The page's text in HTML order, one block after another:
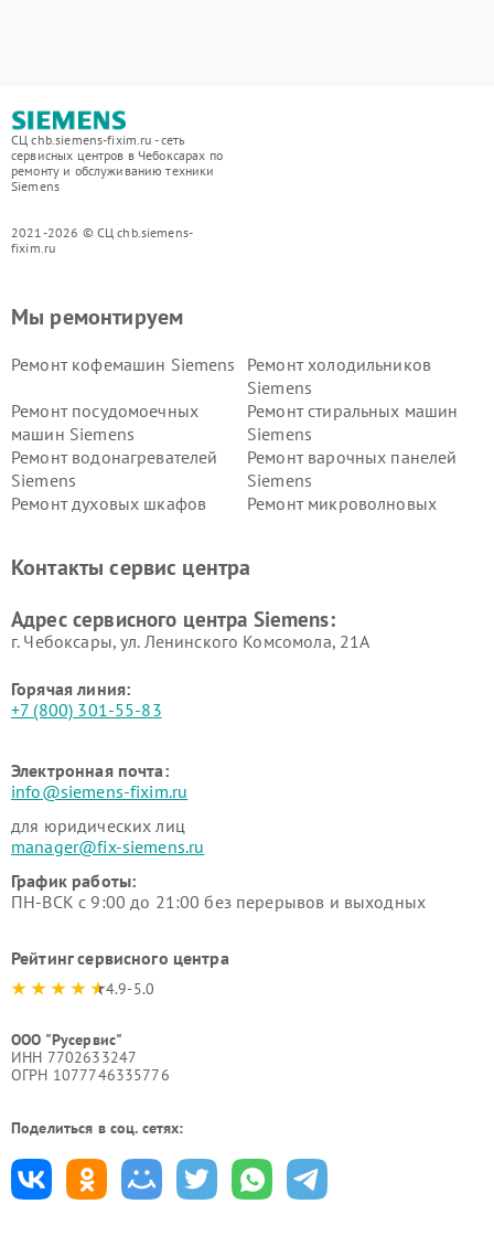
СЦ chb.siemens-fixim.ru - сеть
сервисных центров в Чебоксарах по
ремонту и обслуживанию техники
Siemens
2021-2026 © СЦ chb.siemens-
fixim.ru
Мы ремонтируем
Ремонт кофемашин Siemens
Ремонт холодильников
Siemens
Ремонт посудомоечных
машин Siemens
Ремонт стиральных машин
Siemens
Ремонт водонагревателей
Siemens
Ремонт варочных панелей
Siemens
Ремонт духовых шкафов
Ремонт микроволновых
Siemens
Siemens
Siemens
Siemens
Контакты сервис центра
Адрес сервисного центра Siemens:
г. Чебоксары, ул. Ленинского Комсомола, 21А
Горячая линия:
+7 (800) 301-55-83
Электронная почта:
info@siemens-fixim.ru
для юридических лиц
manager@fix-siemens.ru
График работы:
ПН-ВСК с 9:00 до 21:00 без перерывов и выходных
Рейтинг сервисного центра
4.9-5.0
ООО "Русервис"
ИНН 7702633247
ОГРН 1077746335776
Поделиться в соц. сетях: